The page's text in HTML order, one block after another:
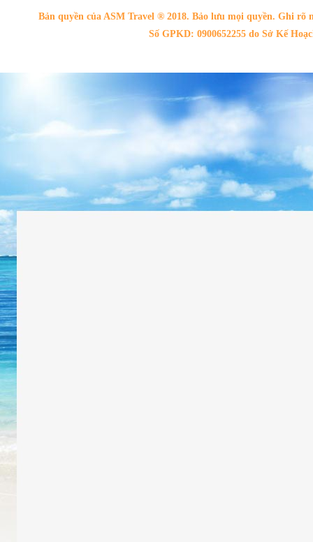
Bản quyền của ASM Travel ® 2018. Bảo lưu mọi quyền. Ghi
Số GPKD: 0900652255 do Sở Kế